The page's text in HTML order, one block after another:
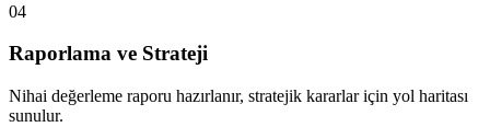
04
Raporlama ve Strateji
Nihai değerleme raporu hazırlanır, stratejik kararlar için yol haritası
sunulur.